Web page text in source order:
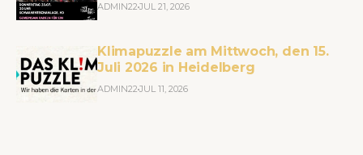
ADMIN22 JUL 21, 2026
Klimapuzzle am Mittwoch, den 15.
Juli 2026 in Heidelberg
ADMIN22 JUL 11, 2026